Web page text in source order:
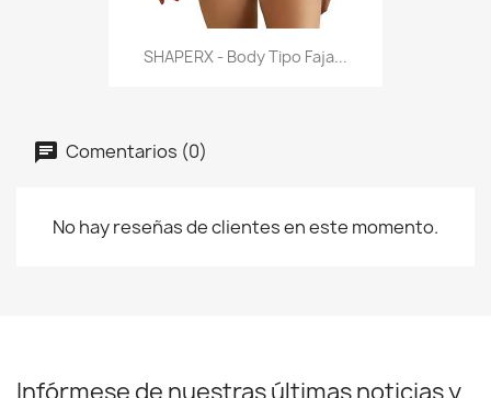
SHAPERX - Body Tipo Faja...
Comentarios (0)
No hay reseñas de clientes en este momento.